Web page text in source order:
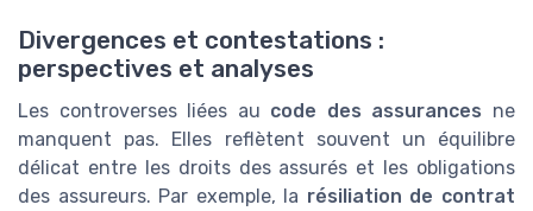
Divergences et contestations :
perspectives et analyses
Les controverses liées au code des assurances ne
manquent pas. Elles reflètent souvent un équilibre
délicat entre les droits des assurés et les obligations
des assureurs. Par exemple, la résiliation de contrat